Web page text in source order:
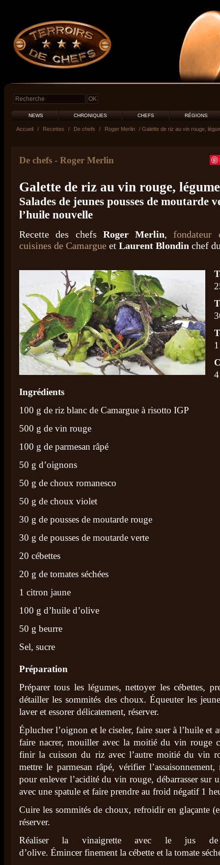
NEWS CHRONIQUES CHEFS RÉGIONS
Accueil / Recettes / De chefs / Roger Merlin / Galette de riz au vin rouge,
De chefs - Roger Merlin
Galette de riz au vin rouge,
Salades de jeunes pousses de moutarde
l’huile nouvelle
Recette des chefs Roger Merlin,fondateur
cuisines de Camargue et Laurent Blondin chef
Ingrédients
100 g de riz blanc de Camargue à risotto IGP
500 g de vin rouge
100 g de parmesan râpé
50 g d’oignons
50 g de choux romanesco
50 g de choux violet
30 g de pousses de moutarde rouge
30 g de pousses de moutarde verte
20 cébettes
20 g de tomates séchées
1 citron jaune
100 g d’huile d’olive
50 g beurre
Sel, sucre
Préparation
Préparer tous les légumes, nettoyer les cébettes,
détailler les sommités des choux. Équeuter les
laver et essorer délicatement, réserver.
Éplucher l’oignon et le ciseler, faire suer à l’huile et
faire nacrer, mouiller avec la moitié du vin rouge
finir la cuisson du riz avec l’autre moitié du vin
mettre le parmesan râpé, vérifier
pour enlever l’acidité du vin rouge, débarrasser sur
avec une spatule et faire prendre au froid négatif 1
Cuire les sommités de choux, refroidir en glaçante
réserver.
Réaliser la vinaigrette avec le jus
d’olive. Émincer finement la cébette et la tomate